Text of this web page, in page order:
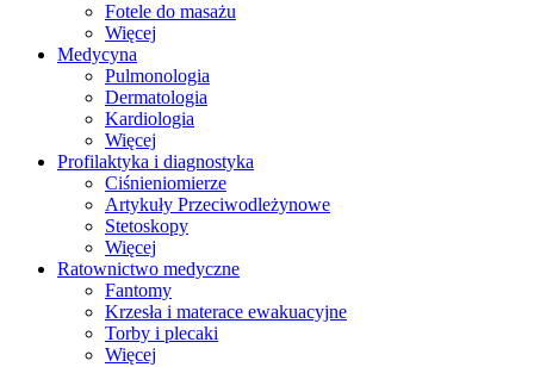
Fotele do masażu
Więcej
Medycyna
Pulmonologia
Dermatologia
Kardiologia
Więcej
Profilaktyka i diagnostyka
Ciśnieniomierze
Artykuły Przeciwodleżynowe
Stetoskopy
Więcej
Ratownictwo medyczne
Fantomy
Krzesła i materace ewakuacyjne
Torby i plecaki
Więcej